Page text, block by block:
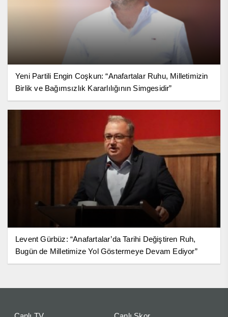
Yeni Partili Engin Coşkun: “Anafartalar Ruhu, Milletimizin
Birlik ve Bağımsızlık Kararlılığının Simgesidir”
Levent Gürbüz: “Anafartalar’da Tarihi Değiştiren Ruh,
Bugün de Milletimize Yol Göstermeye Devam Ediyor”